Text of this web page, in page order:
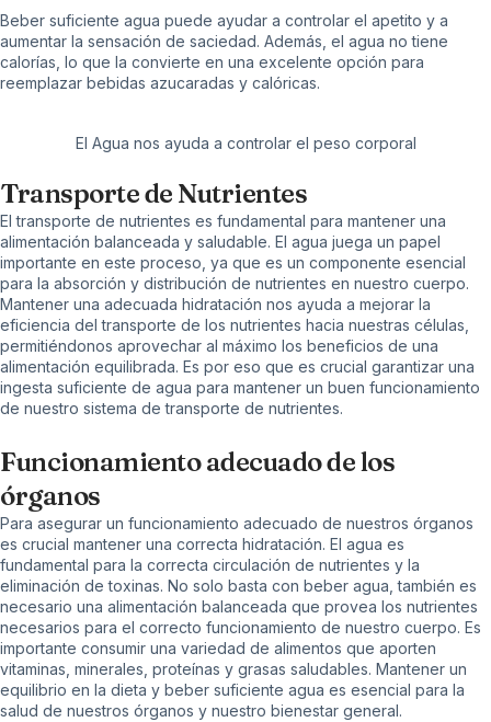
Beber suficiente agua puede ayudar a controlar el apetito y a
aumentar la sensación de saciedad. Además, el agua no tiene
calorías, lo que la convierte en una excelente opción para
reemplazar bebidas azucaradas y calóricas.
El Agua nos ayuda a controlar el peso corporal
Transporte de Nutrientes
El transporte de nutrientes es fundamental para mantener una
alimentación balanceada y saludable. El agua juega un papel
importante en este proceso, ya que es un componente esencial
para la absorción y distribución de nutrientes en nuestro cuerpo.
Mantener una adecuada hidratación nos ayuda a mejorar la
eficiencia del transporte de los nutrientes hacia nuestras células,
permitiéndonos aprovechar al máximo los beneficios de una
alimentación equilibrada. Es por eso que es crucial garantizar una
ingesta suficiente de agua para mantener un buen funcionamiento
de nuestro sistema de transporte de nutrientes.
Funcionamiento adecuado de los
órganos
Para asegurar un funcionamiento adecuado de nuestros órganos
es crucial mantener una correcta hidratación. El agua es
fundamental para la correcta circulación de nutrientes y la
eliminación de toxinas. No solo basta con beber agua, también es
necesario una alimentación balanceada que provea los nutrientes
necesarios para el correcto funcionamiento de nuestro cuerpo. Es
importante consumir una variedad de alimentos que aporten
vitaminas, minerales, proteínas y grasas saludables. Mantener un
equilibrio en la dieta y beber suficiente agua es esencial para la
salud de nuestros órganos y nuestro bienestar general.